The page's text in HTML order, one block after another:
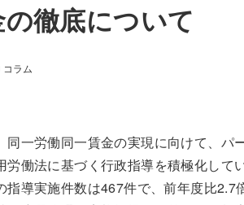
徹底について
コラム
同一労働同一賃金の実現に向けて、パ
労働法に基づく行政指導を積極化して
指導実施件数は467件で、前年度比2.7